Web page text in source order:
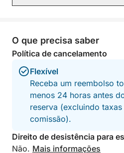
O que precisa saber
Política de cancelamento
Flexível
Receba um reembolso
menos 24 horas antes
reserva (excluindo
comissão).
Direito de desistência para
Não. Mais informações